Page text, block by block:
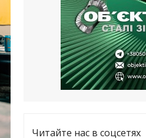
21.05.2026
«ТЦК нарушает
платят!» Как
женщину сняли с
15.05.2026
Читайте нас в соцсетях